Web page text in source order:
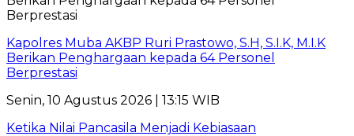
Kapolres Muba AKBP Ruri Prastowo, S.H, S.I.K, M.I.K
Berikan Penghargaan kepada 64 Personel
Berprestasi
Senin, 10 Agustus 2026 | 13:15 WIB
Ketika Nilai Pancasila Menjadi Kebiasaan